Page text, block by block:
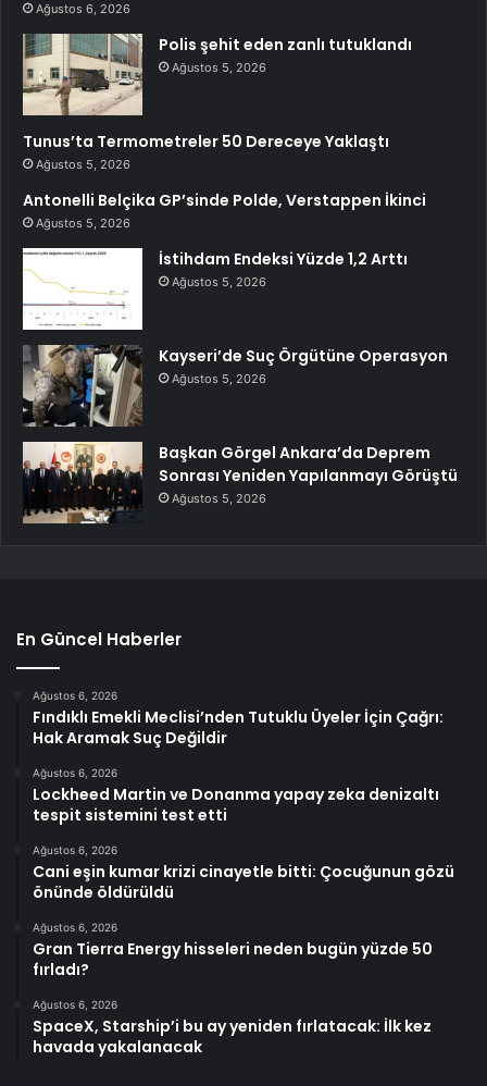
Ağustos 6, 2026
Polis şehit eden zanlı tutuklandı
Ağustos 5, 2026
Tunus’ta Termometreler 50 Dereceye Yaklaştı
Ağustos 5, 2026
Antonelli Belçika GP’sinde Polde, Verstappen İkinci
Ağustos 5, 2026
İstihdam Endeksi Yüzde 1,2 Arttı
Ağustos 5, 2026
Kayseri’de Suç Örgütüne Operasyon
Ağustos 5, 2026
Başkan Görgel Ankara’da Deprem
Sonrası Yeniden Yapılanmayı Görüştü
Ağustos 5, 2026
En Güncel Haberler
Ağustos 6, 2026
Fındıklı Emekli Meclisi’nden Tutuklu Üyeler İçin Çağrı:
Hak Aramak Suç Değildir
Ağustos 6, 2026
Lockheed Martin ve Donanma yapay zeka denizaltı
tespit sistemini test etti
Ağustos 6, 2026
Cani eşin kumar krizi cinayetle bitti: Çocuğunun gözü
önünde öldürüldü
Ağustos 6, 2026
Gran Tierra Energy hisseleri neden bugün yüzde 50
fırladı?
Ağustos 6, 2026
SpaceX, Starship’i bu ay yeniden fırlatacak: İlk kez
havada yakalanacak